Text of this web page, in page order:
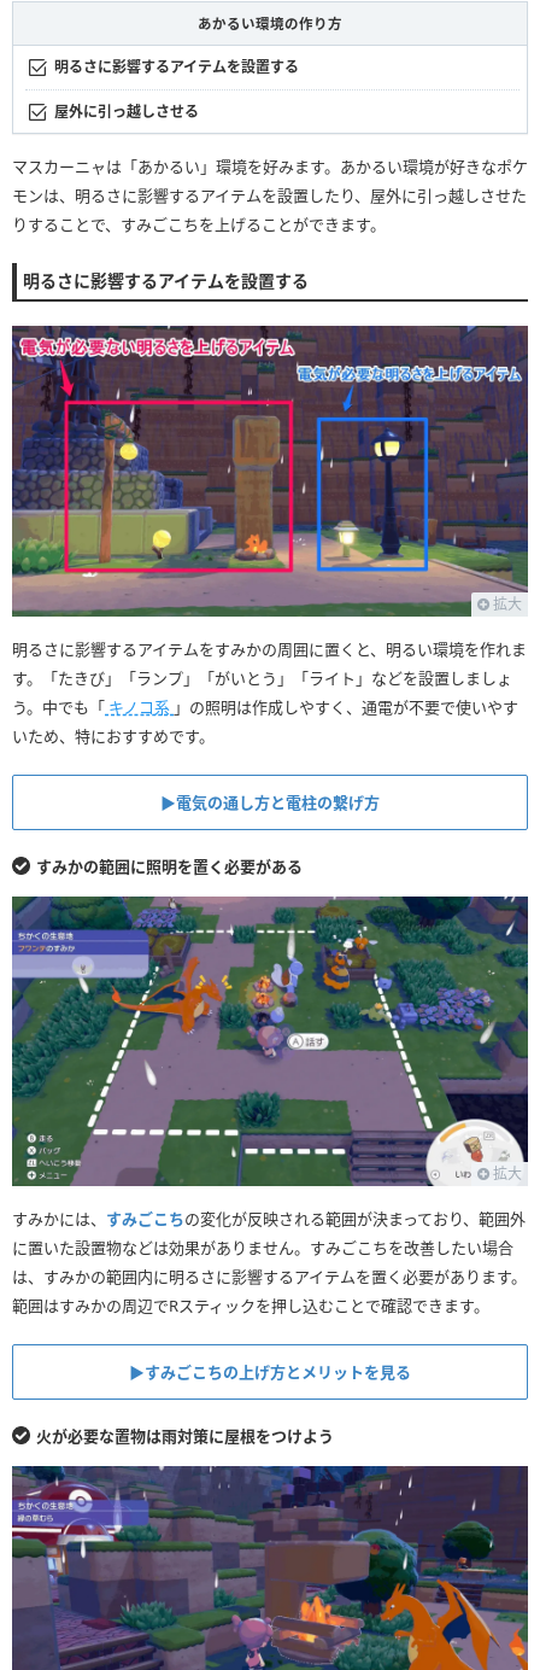
あかるい環境の作り方
明るさに影響するアイテムを設置する
屋外に引っ越しさせる
マスカーニャは「あかるい」環境を好みます。あかるい環境が好きなポケ
モンは、明るさに影響するアイテムを設置したり、屋外に引っ越しさせた
りすることで、すみごこちを上げることができます。
明るさに影響するアイテムを設置する
拡大
明るさに影響するアイテムをすみかの周囲に置くと、明るい環境を作れま
す。「たきび」「ランプ」「がいとう」「ライト」などを設置しましょ
う。中でも「 キノコ系 」の照明は作成しやすく、通電が不要で使いやす
いため、特におすすめです。
▶︎電気の通し方と電柱の繋げ方
すみかの範囲に照明を置く必要がある
拡大
すみかには、 すみごこちの変化が反映される範囲が決まっており、範囲外
に置いた設置物などは効果がありません。すみごこちを改善したい場合
は、すみかの範囲内に明るさに影響するアイテムを置く必要があります。
範囲はすみかの周辺でRスティックを押し込むことで確認できます。
▶︎すみごこちの上げ方とメリットを見る
火が必要な置物は雨対策に屋根をつけよう